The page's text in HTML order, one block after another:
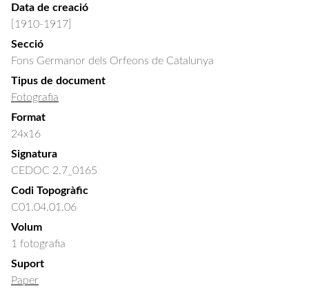
Data de creació
[1910-1917]
Secció
Fons Germanor dels Orfeons de Catalunya
Tipus de document
Fotografia
Format
24x16
Signatura
CEDOC 2.7_0165
Codi Topogràfic
C01.04.01.06
Volum
1 fotografia
Suport
Paper